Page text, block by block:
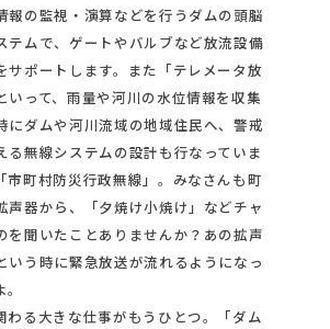
報の監視・演算などを行うダムの頭脳
テムで、ゲートやバルブなど放流設備
サポートします。また「テレメータ放
いって、雨量や河川の水位情報を収集
にダムや河川流域の地域住民へ、警戒
る無線システムの設計も行なっていま
市町村防災行政無線」。みなさんも町
声器から、「夕焼け小焼け」などチャ
を聞いたことありませんか？あの拡声
いう時に緊急放送が流れるようになっ
わる大きな仕事がもうひとつ。「ダム